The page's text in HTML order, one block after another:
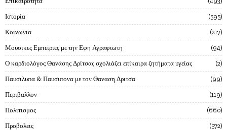
Ιστορία 595
Κοινωνια 217
Μουσικες Εμπειριες με την Εφη Αγραφιωτη 94
Ο καρδιολόγος Θανάσης Δρίτσας σχολιάζει επίκαιρα ζητήματα υγείας 2
Παυσιλυπα & Παυσιπονα με τον Θαναση Δριτσα 99
Περιβαλλον 119
Πολιτισμος 660
Προβολεις 572